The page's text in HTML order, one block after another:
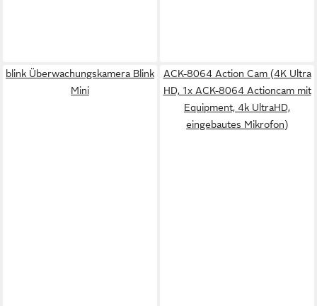
blink Überwachungskamera Blink
Mini
ACK-8064 Action Cam (4K Ultra
HD, 1x ACK-8064 Actioncam mit
Equipment, 4k UltraHD,
eingebautes Mikrofon)